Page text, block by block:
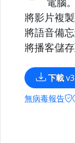
將影片複
將語音備
將播客儲
下載
無病毒報告